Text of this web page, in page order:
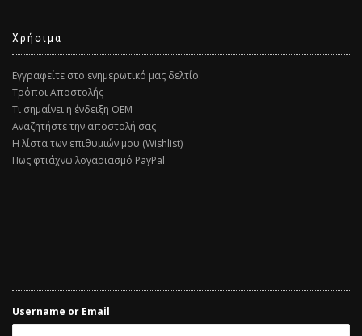
Χρήσιμα
Εγγραφείτε στο ενημερωτικό μας δελτίο.
Τρόποι Αποστολής
Τι σημαίνει η ένδειξη ΟΕΜ
Αναζητήστε την αποστολή σας
Η λίστα των επιθυμιών μου (Wishlist)
Πως φτιάχνω λογαριασμό PayPal
Username or Email